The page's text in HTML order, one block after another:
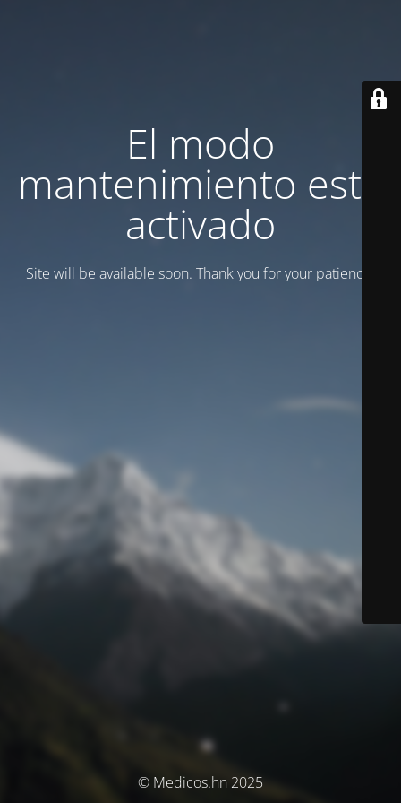
El modo
mantenimiento está
activado
Site will be available soon. Thank you for your patience!
© Medicos.hn 2025